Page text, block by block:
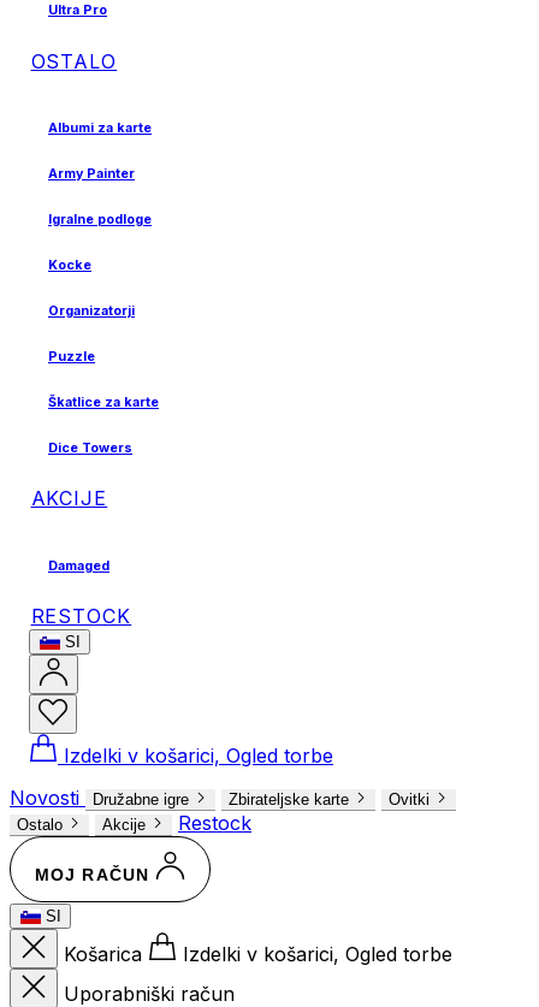
Ultra Pro
OSTALO
Albumi za karte
Army Painter
Igralne podloge
Kocke
Organizatorji
Puzzle
Škatlice za karte
Dice Towers
AKCIJE
Damaged
RESTOCK
SI
Izdelki v košarici, Ogled torbe
Novosti
Družabne igre Zbirateljske karte
Ovitki
Ostalo
Akcije Restock
MOJ RAČUN
SI
Košarica
Izdelki v košarici, Ogled torbe
Uporabniški račun